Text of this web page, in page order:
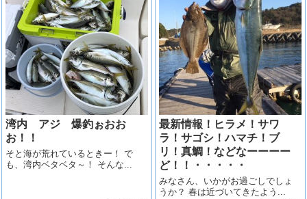
湾内 アジ 爆釣ぉおお
お！！
そと海が荒れているときー！ で
も、湾内ベタベタ～！ そんな...
最新情報！ヒラメ！サワ
ラ！サゴシ！ハマチ！ブ
リ！真鯛！などなーーーー
ど！！・・・・・
みなさん、いかがお過ごしでしょ
うか？ 春は近づいてきたよう...